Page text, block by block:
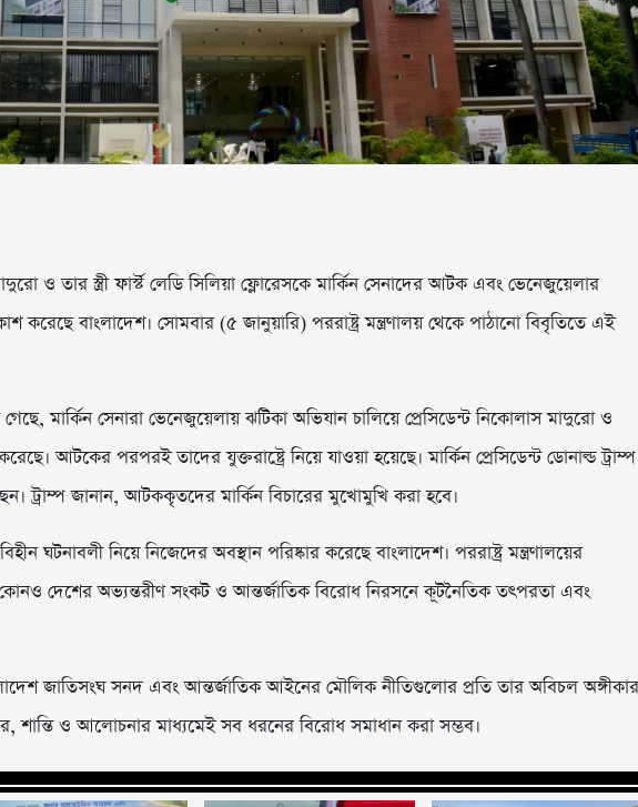
ও তার স্ত্রী ফার্স্ট লেডি সিলিয়া ফ্লোরেসকে মার্কিন সেনাদের আটক এবং ভেনেজুয়েলার
করেছে বাংলাদেশ। সোমবার (৫ জানুয়ারি) পররাষ্ট্র মন্ত্রণালয় থেকে পাঠানো বিবৃতিতে এই
মার্কিন সেনারা ভেনেজুয়েলায় ঝটিকা অভিযান চালিয়ে প্রেসিডেন্ট নিকোলাস মাদুরো ও
আটকের পরপরই তাদের যুক্তরাষ্ট্রে নিয়ে যাওয়া হয়েছে। মার্কিন প্রেসিডেন্ট ডোনাল্ড ট্রাম্প
ট্রাম্প জানান, আটককৃতদের মার্কিন বিচারের মুখোমুখি করা হবে।
ঘটনাবলী নিয়ে নিজেদের অবস্থান পরিষ্কার করেছে বাংলাদেশ। পররাষ্ট্র মন্ত্রণালয়ের
দেশের অভ্যন্তরীণ সংকট ও আন্তর্জাতিক বিরোধ নিরসনে কূটনৈতিক তৎপরতা এবং
জাতিসংঘ সনদ এবং আন্তর্জাতিক আইনের মৌলিক নীতিগুলোর প্রতি তার অবিচল অঙ্গীকার
শান্তি ও আলোচনার মাধ্যমেই সব ধরনের বিরোধ সমাধান করা সম্ভব।